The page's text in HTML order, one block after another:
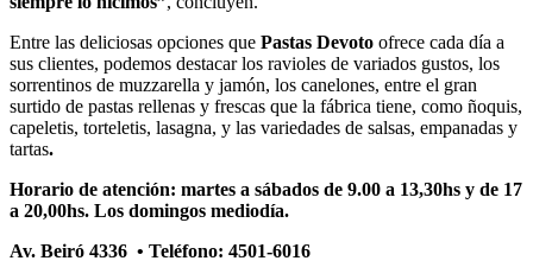
Entre las deliciosas opciones que Pastas Devoto ofrece cada día a
sus clientes, podemos destacar los ravioles de variados gustos, los
sorrentinos de muzzarella y jamón, los canelones, entre el gran
surtido de pastas rellenas y frescas que la fábrica tiene, como ñoquis,
capeletis, torteletis, lasagna, y las variedades de salsas, empanadas y
tartas.
Horario de atención: martes a sábados de 9.00 a 13,30hs y de 17
a 20,00hs. Los domingos mediodía.
Av. Beiró 4336 • Teléfono: 4501-6016